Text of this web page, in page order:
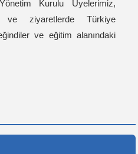
Kurulu Üyelerimiz,
ve ziyaretlerde Türkiye
ve eğitim alanındaki